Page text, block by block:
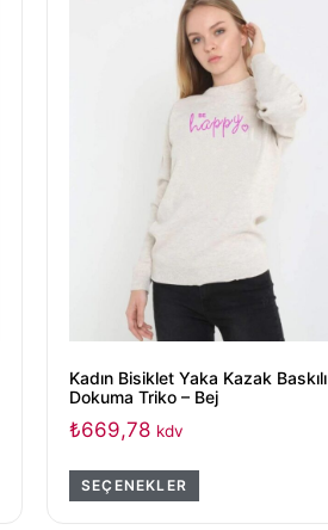
Kadın Bisiklet Yaka Kazak Baskılı
Dokuma Triko – Bej
₺669,78 kdv
SEÇENEKLER